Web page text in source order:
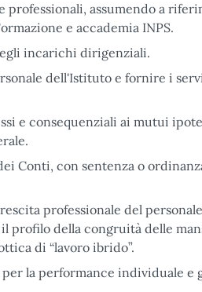
assumendo a
e accademia INPS.
incarichi dirigenziali.
dell'Istituto e fornire i
e consequenziali ai mutui
Conti, con sentenza o
professionale del
profilo della congruità delle
di “lavoro ibrido”.
la performance individuale e